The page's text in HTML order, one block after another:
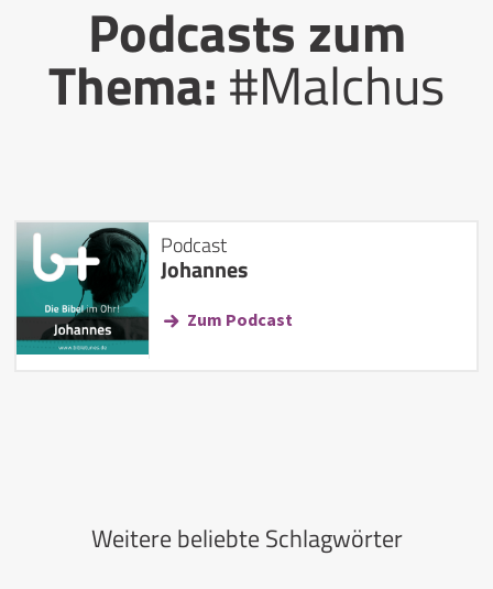
Podcasts zum
Thema:#Malchus
Podcast
Johannes
Zum Podcast
Weitere beliebte Schlagwörter